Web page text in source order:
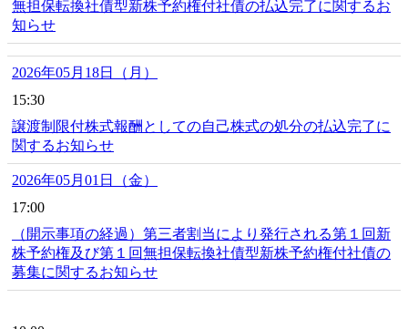
無担保転換社債型新株予約権付社債の払込完了に関するお
知らせ
2026年05月18日（月）
15:30
譲渡制限付株式報酬としての自己株式の処分の払込完了に
関するお知らせ
2026年05月01日（金）
17:00
（開示事項の経過）第三者割当により発行される第１回新
株予約権及び第１回無担保転換社債型新株予約権付社債の
募集に関するお知らせ